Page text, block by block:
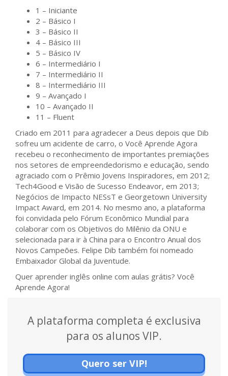
1 – Iniciante
2 – Básico I
3 – Básico II
4 – Básico III
5 – Básico IV
6 – Intermediário I
7 – Intermediário II
8 – Intermediário III
9 – Avançado I
10 – Avançado II
11 – Fluent
Criado em 2011 para agradecer a Deus depois que Dib
sofreu um acidente de carro, o Você Aprende Agora
recebeu o reconhecimento de importantes premiações
nos setores de empreendedorismo e educação, sendo
agraciado com o Prêmio Jovens Inspiradores, em 2012;
Tech4Good e Visão de Sucesso Endeavor, em 2013;
Negócios de Impacto NESsT e Georgetown University
Impact Award, em 2014. No mesmo ano, a plataforma
foi convidada pelo Fórum Econômico Mundial para
colaborar com os Objetivos do Milênio da ONU e
selecionada para ir à China para o Encontro Anual dos
Novos Campeões. Felipe Dib também foi nomeado
Embaixador Global da Juventude.
Quer aprender inglês online com aulas grátis? Você
Aprende Agora!
A plataforma completa é exclusiva
para os alunos VIP.
Quero ser VIP!